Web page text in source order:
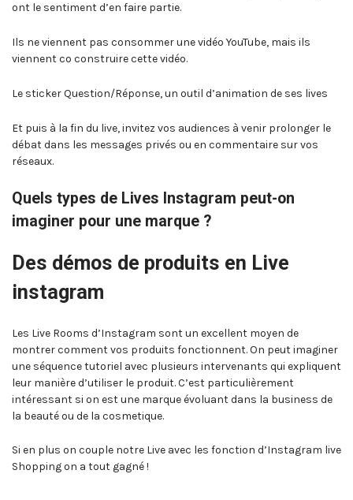
ont le sentiment d’en faire partie.
Ils ne viennent pas consommer une vidéo YouTube, mais ils
viennent co construire cette vidéo.
Le sticker Question/Réponse, un outil d’animation de ses lives
Et puis à la fin du live, invitez vos audiences à venir prolonger le
débat dans les messages privés ou en commentaire sur vos
réseaux.
Quels types de Lives Instagram peut-on
imaginer pour une marque ?
Des démos de produits en Live
instagram
Les Live Rooms d’Instagram sont un excellent moyen de
montrer comment vos produits fonctionnent. On peut imaginer
une séquence tutoriel avec plusieurs intervenants qui expliquent
leur manière d’utiliser le produit. C’est particulièrement
intéressant si on est une marque évoluant dans la business de
la beauté ou de la cosmetique.
Si en plus on couple notre Live avec les fonction d’Instagram live
Shopping on a tout gagné !